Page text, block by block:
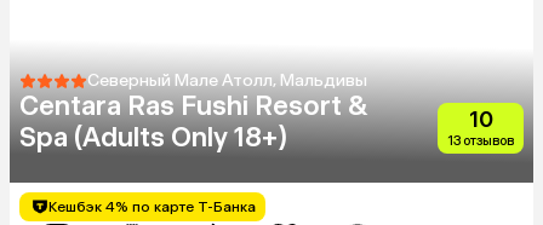
Северный Мале Атолл, Мальдивы
Centara Ras Fushi Resort &
Spa (Adults Only 18+)
10
13 отзывов
Кешбэк 4% по карте Т-Банка